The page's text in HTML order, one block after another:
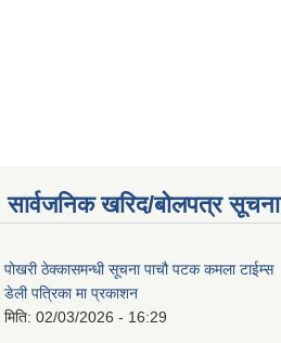
सार्वजनिक खरिद/बोलपत्र सूचना
पोखरी ठेक्कासमन्धी सूचना पाचौ पटक कमला टाईम्स
डेली पत्रिका मा प्रकाशन
मिति: 02/03/2026 - 16:29